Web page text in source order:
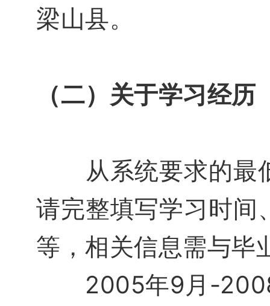
梁山县。
（二）关于学习经历
从系统要求的最
请完整填写学习时间
等，相关信息需与毕
2005年9月-2008